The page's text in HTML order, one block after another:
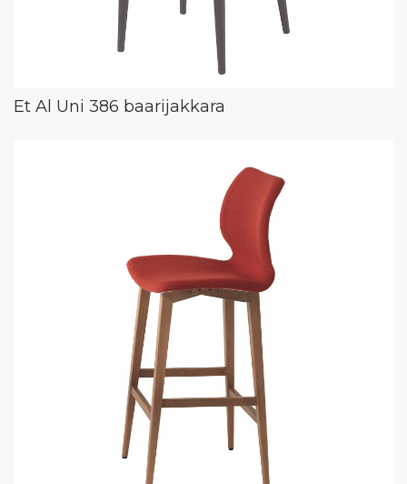
Et Al Uni 386 baarijakkara